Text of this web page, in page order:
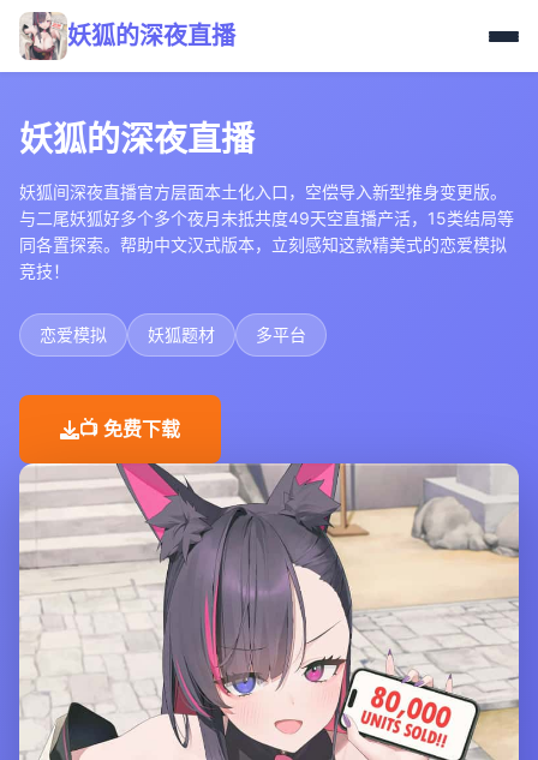
妖狐的深夜直播
妖狐的深夜直播
妖狐间深夜直播官方层面本土化入口，空偿导入新型推身变更版。
与二尾妖狐好多个多个夜月未抵共度49天空直播产活，15类结局等
同各置探索。帮助中文汉式版本，立刻感知这款精美式的恋爱模拟
竞技！
恋爱模拟 妖狐题材 多平台
📺 免费下载